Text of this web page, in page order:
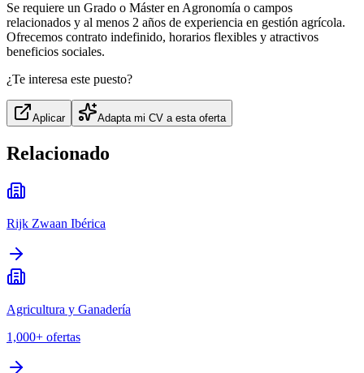
Se requiere un Grado o Máster en Agronomía o campos
relacionados y al menos 2 años de experiencia en gestión agrícola.
Ofrecemos contrato indefinido, horarios flexibles y atractivos
beneficios sociales.
¿Te interesa este puesto?
Aplicar Adapta mi CV a esta oferta
Relacionado
Rijk Zwaan Ibérica
Agricultura y Ganadería
1,000+ ofertas